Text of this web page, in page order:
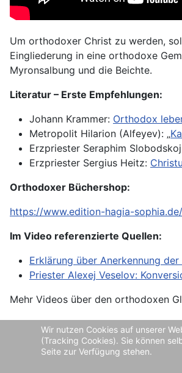
Um orthodoxer Christ zu werden,
Eingliederung in eine orthodoxe
Myronsalbung und die Beichte.
Literatur – Erste Empfehlungen:
Johann Krammer: Orthodox
Metropolit Hilarion (Alfeyev): „
Erzpriester Seraphim
Erzpriester Sergius Heitz:
Orthodoxer Büchershop:
https://www.edition-hagia-sophia.de/
Im Video referenzierte Quellen:
Erklärung über Anerkennung der
Priester Alexej Veselov:
Mehr Videos über den orthodoxen
Datenschutzordnung und Impressum
Wir nutzen Cookies auf unserer
(Tracking Cookies). Sie können
Seite zur Verfügung stehen.